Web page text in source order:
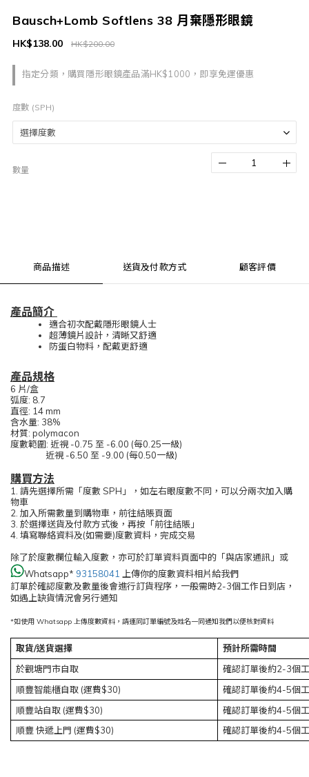
Bausch+Lomb Softlens 38 月棄隱形眼鏡
指定分類，購買隱形眼鏡產品滿HK$1000，即享免運優惠
HK$200.00
HK$138.00
度數 (SPH)
數量
商品描述 送貨及付款方式 顧客評價
產品簡介
適合初次配戴隱形眼鏡人士
超薄鏡片設計，清晰又舒適
防蛋白物料，配戴更舒適
產品規格
6 片/盒
弧度: 8.7
直徑: 14 mm
含水量: 38%
材質: polymacon
度數範圍: 近視 -0.75 至 -6.00 (每0.25一級)
近視 -6.50 至 -9.00 (每0.50一級)
購買方法
1. 請先選擇所需「度數 SPH」，如左右眼度數不同，可以分兩次加入購
物車
2. 加入所需數量到購物車，前往結賬頁面
3. 於選擇送貨及付款方式後，再按「前往結賬」
4. 填寫聯絡資料及(如需要)度數資料，完成交易
除了於度數欄位輸入度數，亦可於訂單資料頁面中的「與店家通訊」或
Whatsapp* 93158041
上傳你的度數資料相片給我們
訂單於確認度數及數量後會進行訂貨程序，一般需時2-3個工作日到店，
如遇上缺貨情況會另行通知
*如使用 Whatsapp 上傳度數資料，請連同訂單編號及姓名一同通知我們以便核對資料
取貨/送貨選擇
預計所需時間
於觀塘門市自取
確認訂單後約2-3個
順豐智能櫃自取 (運費$30)
確認訂單後約4-5個
順豐站自取 (運費$30)
確認訂單後約4-5個
順豐 快遞上門 (運費$30) 確認訂單後約4-5個